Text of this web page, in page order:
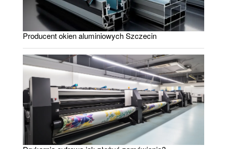
Producent okien aluminiowych Szczecin